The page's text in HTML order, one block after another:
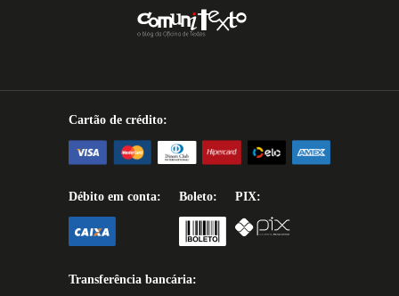
Cartão de crédito:
Débito em conta: Boleto: PIX:
Transferência bancária: